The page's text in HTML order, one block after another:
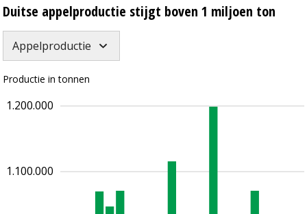
Appelproductie
Duitse appelproductie stijgt boven 1 miljoen ton
Productie in tonnen
1.100.000
1.200.000